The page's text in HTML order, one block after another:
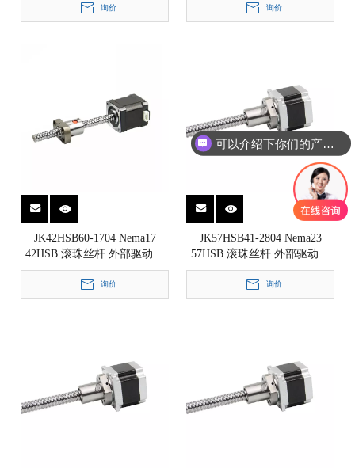
42x42x34mm
询价
28x28x51mm
询价
JK42HSB60-1704 Nema17
42HSB 滚珠丝杆 外部驱动式
直线步进电机 1.8°
42x42x60mm
询价
JK57HSB41-2804 Nema23
57HSB 滚珠丝杆 外部驱动式
直线步进电机 1.8°
57x57x41mm
询价
可以介绍下你们的产品么